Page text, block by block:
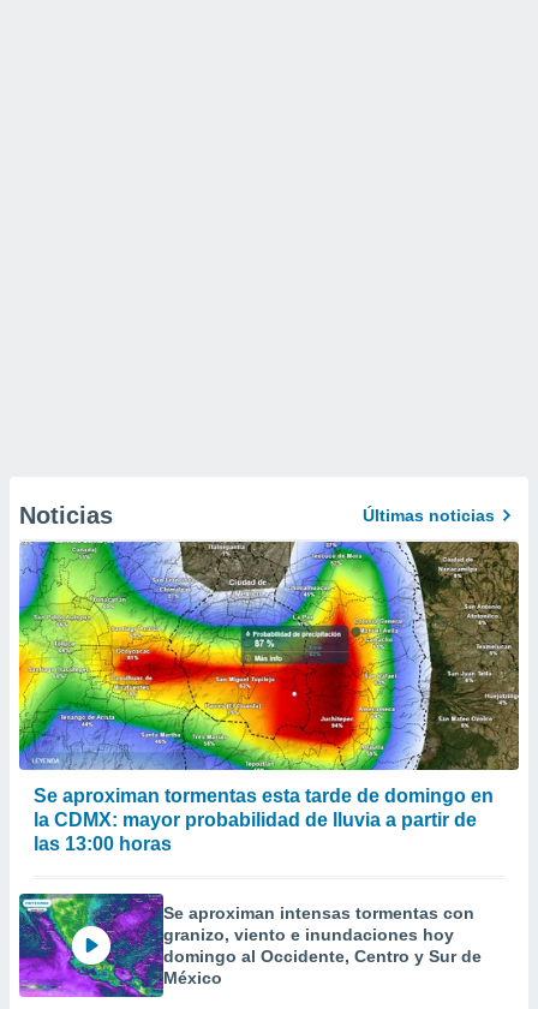
Noticias Últimas noticias
Se aproximan tormentas esta tarde de domingo en
la CDMX: mayor probabilidad de lluvia a partir de
las 13:00 horas
Se aproximan intensas tormentas con
granizo, viento e inundaciones hoy
domingo al Occidente, Centro y Sur de
México